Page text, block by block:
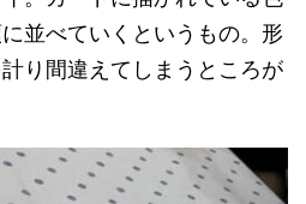
並べていくというもの。形
り間違えてしまうところが